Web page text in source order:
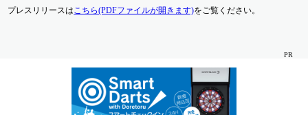
プレスリリースはこちら(PDFファイルが開きます)をご覧ください。
PR